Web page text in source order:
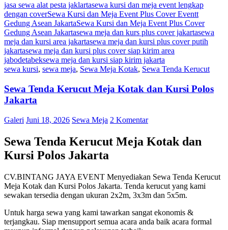
jasa sewa alat pesta jaklartasewa kursi dan meja event lengkap
dengan coverSewa Kursi dan Meja Event Plus Cover Eventt
Gedung Asean JakartaSewa Kursi dan Meja Event Plus Cover
Gedung Asean Jakartasewa meja dan kurs plus cover jakartasewa
meja dan kursi area jakartasewa meja dan kursi plus cover putih
jakartasewa meja dan kursi plus cover siap kirim area
jabodetabeksewa meja dan kursi siap kirim jakarta
sewa kursi, sewa meja, Sewa Meja Kotak, Sewa Tenda Kerucut
Sewa Tenda Kerucut Meja Kotak dan Kursi Polos
Jakarta
Galeri Juni 18, 2026 Sewa Meja 2 Komentar
Sewa Tenda Kerucut Meja Kotak dan
Kursi Polos Jakarta
CV.BINTANG JAYA EVENT Menyediakan Sewa Tenda Kerucut
Meja Kotak dan Kursi Polos Jakarta. Tenda kerucut yang kami
sewakan tersedia dengan ukuran 2x2m, 3x3m dan 5x5m.
Untuk harga sewa yang kami tawarkan sangat ekonomis &
terjangkau. Siap mensupport semua acara anda baik acara formal